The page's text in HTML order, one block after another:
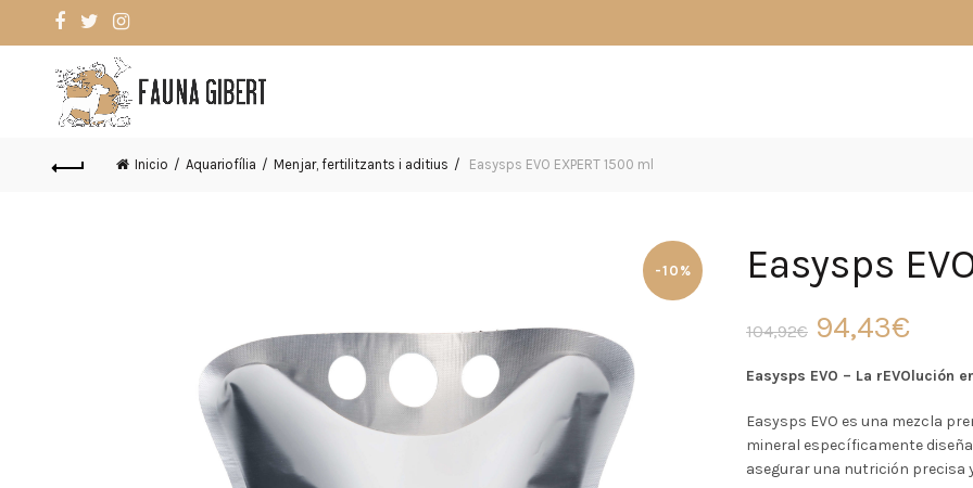
Inicio Aquariofília Menjar, fertilitzants i aditius Easysps EVO EXPERT 1500 ml
-10% Easysps
104,92€ El
precio
original
era:
94,43€
es:
Easysps EVO – La rEVOlución
Easysps EVO es una mezcla
mineral específicamente
asegurar una nutrición precisa